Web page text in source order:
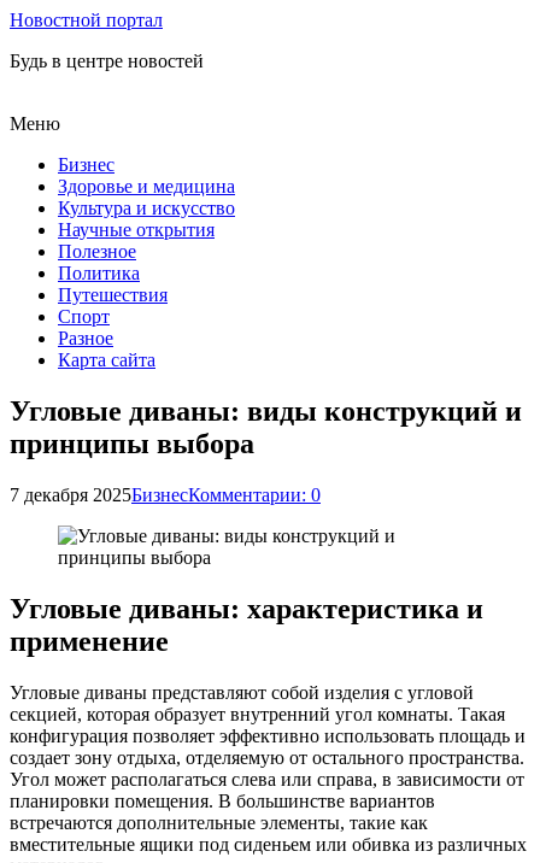
Новостной портал
Будь в центре новостей
Меню
Бизнес
Здоровье и медицина
Культура и искусство
Научные открытия
Полезное
Политика
Путешествия
Спорт
Разное
Карта сайта
Угловые диваны: виды конструкций и
принципы выбора
7 декабря 2025БизнесКомментарии: 0
Угловые диваны: характеристика и
применение
Угловые диваны представляют собой изделия с угловой
секцией, которая образует внутренний угол комнаты. Такая
конфигурация позволяет эффективно использовать площадь и
создает зону отдыха, отделяемую от остального пространства.
Угол может располагаться слева или справа, в зависимости от
планировки помещения. В большинстве вариантов
встречаются дополнительные элементы, такие как
вместительные ящики под сиденьем или обивка из различных